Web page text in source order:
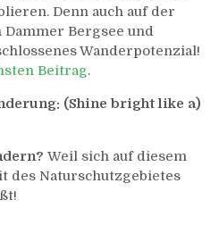
Denn auch auf der
Bergsee und
Wanderpotenzial!
Beitrag.
(Shine bright like a)
Weil sich auf diesem
des Naturschutzgebietes